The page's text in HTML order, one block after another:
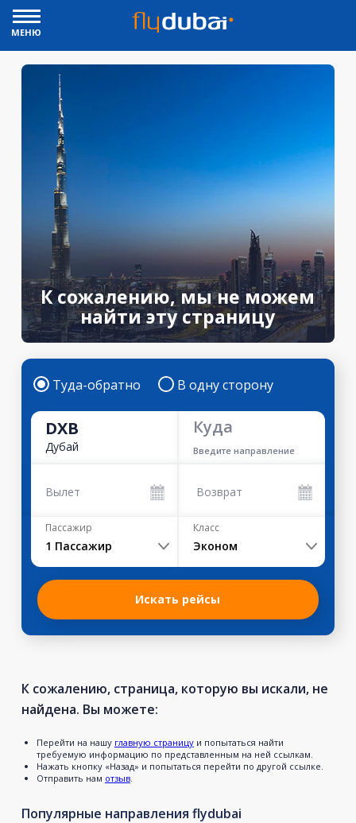
МЕНЮ
К сожалению, мы не можем
найти эту страницу
Туда-обратно В одну сторону
DXB
Дубай
Куда
Введите направление
Вылет Возврат
Пассажир
1 Пассажир
Класс
Эконом
Искать рейсы
К сожалению, страница, которую вы искали, не
найдена. Вы можете:
Перейти на нашу главную страницуи попытаться найти
требуемую информацию по представленным на ней ссылкам.
Нажать кнопку «Назад» и попытаться перейти по другой ссылке.
Отправить нам отзыв.
Популярные направления flydubai